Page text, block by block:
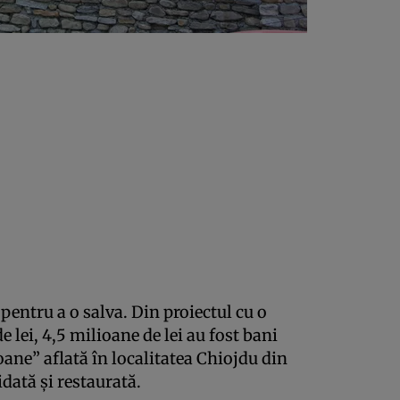
a o salva. Din proiectul cu o
lei, 4,5 milioane de lei au fost bani
aflată în localitatea Chiojdu din
şi restaurată.